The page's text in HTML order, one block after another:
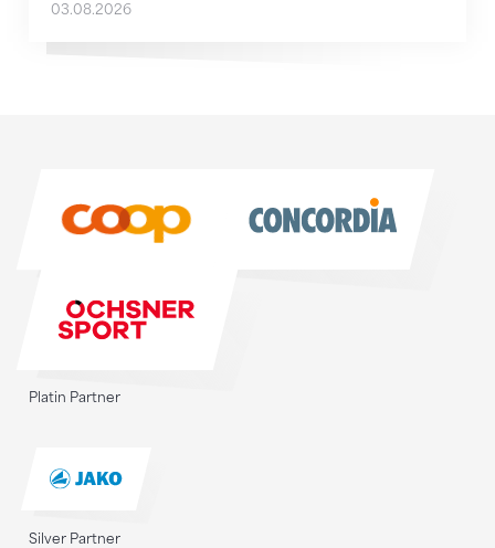
03.08.2026
Platin Partner
Silver Partner